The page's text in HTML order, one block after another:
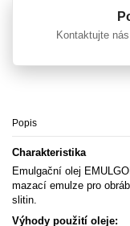
Kontaktujte
Popis
Charakteristika
Emulgační olej
mazací emulze pro
slitin.
Výhody použití oleje: